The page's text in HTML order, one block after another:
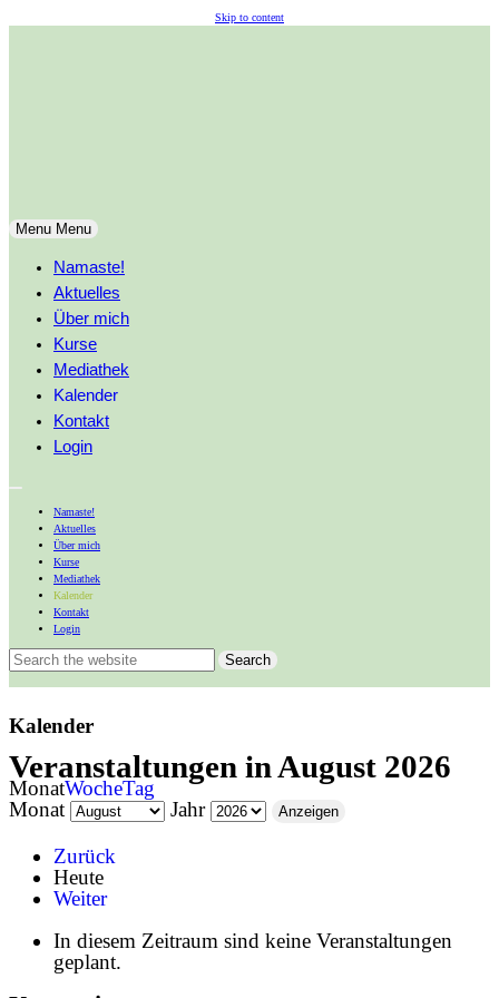
Skip to content
Menu Menu
Namaste!
Aktuelles
Über mich
Kurse
Mediathek
Kalender
Kontakt
Login
Namaste!
Aktuelles
Über mich
Kurse
Mediathek
Kalender
Kontakt
Login
Kalender
Veranstaltungen in August 2026
MonatWocheTag
Monat
Jahr
Zurück
Heute
Weiter
In diesem Zeitraum sind keine Veranstaltungen
geplant.